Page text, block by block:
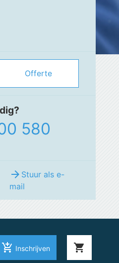
Offerte
580
arrow_forward Stuur als e-
mail
add_shopping_cart Inschrijven shopping_cart